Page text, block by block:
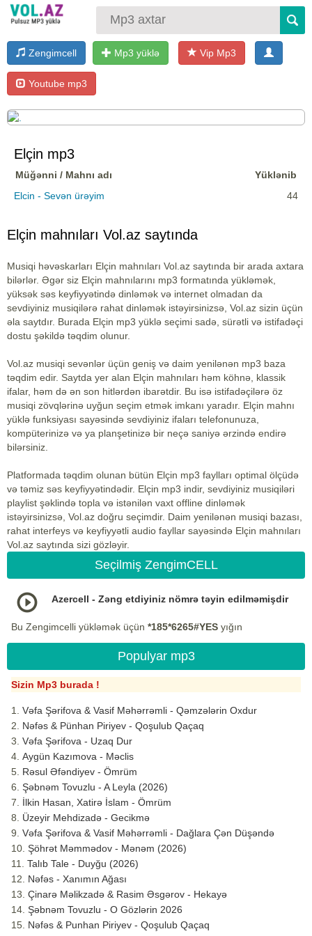
Zengimcell Mp3 yüklə Vip Mp3
Youtube mp3
Elçin mp3
Müğənni / Mahnı adı
Yüklənib
Elcin - Sevən ürəyim
44
Elçin mahnıları Vol.az saytında
Musiqi həvəskarları Elçin mahnıları Vol.az saytında bir arada axtara
bilərlər. Əgər siz Elçin mahnılarını mp3 formatında yükləmək,
yüksək səs keyfiyyətində dinləmək və internet olmadan da
sevdiyiniz musiqilərə rahat dinləmək istəyirsinizsə, Vol.az sizin üçün
əla saytdır. Burada Elçin mp3 yüklə seçimi sadə, sürətli və istifadəçi
dostu şəkildə təqdim olunur.
Vol.az musiqi sevənlər üçün geniş və daim yenilənən mp3 baza
təqdim edir. Saytda yer alan Elçin mahnıları həm köhnə, klassik
ifalar, həm də ən son hitlərdən ibarətdir. Bu isə istifadəçilərə öz
musiqi zövqlərinə uyğun seçim etmək imkanı yaradır. Elçin mahnı
yüklə funksiyası sayəsində sevdiyiniz ifaları telefonunuza,
kompüterinizə və ya planşetinizə bir neçə saniyə ərzində endirə
bilərsiniz.
Platformada təqdim olunan bütün Elçin mp3 faylları optimal ölçüdə
və təmiz səs keyfiyyətindədir. Elçin mp3 indir, sevdiyiniz musiqiləri
playlist şəklində topla və istənilən vaxt offline dinləmək
istəyirsinizsə, Vol.az doğru seçimdir. Daim yenilənən musiqi bazası,
rahat interfeys və keyfiyyətli audio fayllar sayəsində Elçin mahnıları
Vol.az saytında sizi gözləyir.
Seçilmiş ZengimCELL
Azercell - Zəng etdiyiniz nömrə təyin edilməmişdir
Bu Zengimcelli yükləmək üçün *185*6265#YES yığın
Populyar mp3
Sizin Mp3 burada !
Vəfa Şərifova & Vasif Məhərrəmli - Qəmzələrin Oxdur
Nəfəs & Pünhan Piriyev - Qoşulub Qaçaq
Vəfa Şərifova - Uzaq Dur
Aygün Kazımova - Məclis
Rəsul Əfəndiyev - Ömrüm
Şəbnəm Tovuzlu - A Leyla (2026)
İlkin Hasan, Xatirə İslam - Ömrüm
Üzeyir Mehdizadə - Gecikmə
Vəfa Şərifova & Vasif Məhərrəmli - Dağlara Çən Düşəndə
Şöhrət Məmmədov - Mənəm (2026)
Talıb Tale - Duyğu (2026)
Nəfəs - Xanımın Ağası
Çinarə Məlikzadə & Rasim Əsgərov - Hekayə
Şəbnəm Tovuzlu - O Gözlərin 2026
Nəfəs & Punhan Piriyev - Qoşulub Qaçaq